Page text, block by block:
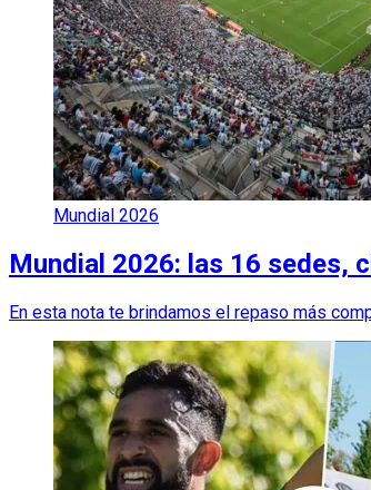
Mundial 2026
Mundial 2026: las 16 sedes,
En esta nota te brindamos el repaso más